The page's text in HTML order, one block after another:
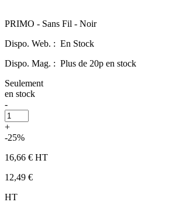
PRIMO - Sans Fil - Noir
Dispo. Web. : En Stock
Dispo. Mag. : Plus de 20p en stock
Seulement
en stock
-
+
-25%
16,66 € HT
12,49 €
HT